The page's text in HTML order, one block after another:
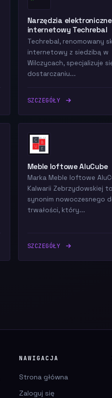
Narzędzia
internetowy Techrebal
Techrebal, renomowany
internetowy z siedzibą w
Wilczycach, specjalizuje
dostarczaniu...
SZCZEGÓŁY
Meble loftowe AluCube
Marka Meble loftowe
Kalwarii Zebrzydowskiej to
synonim nowoczesnego
trwałości, który...
SZCZEGÓŁY
NAWIGACJA
Strona główna
Zaloguj się